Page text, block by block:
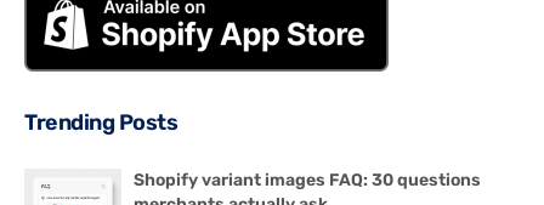
Trending Posts
Shopify variant images FAQ: 30 questions